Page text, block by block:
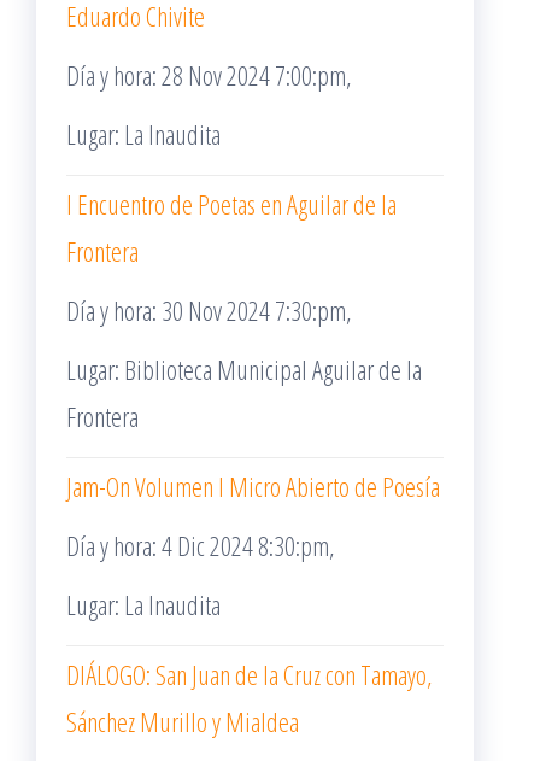
Eduardo Chivite
Día y hora: 28 Nov 2024 7:00:pm,
Lugar: La Inaudita
I Encuentro de Poetas en Aguilar de la
Frontera
Día y hora: 30 Nov 2024 7:30:pm,
Lugar: Biblioteca Municipal Aguilar de la
Frontera
Jam-On Volumen I Micro Abierto de Poesía
Día y hora: 4 Dic 2024 8:30:pm,
Lugar: La Inaudita
DIÁLOGO: San Juan de la Cruz con Tamayo,
Sánchez Murillo y Mialdea